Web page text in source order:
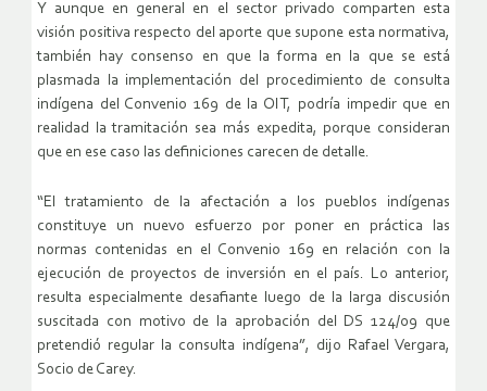
Y aunque en general en el sector privado comparten esta
visión positiva respecto del aporte que supone esta normativa,
también hay consenso en que la forma en la que se está
plasmada la implementación del procedimiento de consulta
indígena del Convenio 169 de la OIT, podría impedir que en
realidad la tramitación sea más expedita, porque consideran
que en ese caso las definiciones carecen de detalle.
“El tratamiento de la afectación a los pueblos indígenas
constituye un nuevo esfuerzo por poner en práctica las
normas contenidas en el Convenio 169 en relación con la
ejecución de proyectos de inversión en el país. Lo anterior,
resulta especialmente desafiante luego de la larga discusión
suscitada con motivo de la aprobación del DS 124/09 que
pretendió regular la consulta indígena”, dijo Rafael Vergara,
Socio de Carey.